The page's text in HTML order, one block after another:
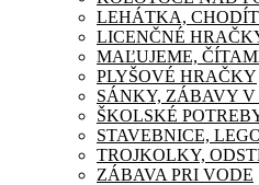
LEHÁTKA,
LICENČNÉ
MAĽUJEME,
PLYŠOVÉ HRAČKY
SÁNKY, ZÁBAVY V
ŠKOLSKÉ
STAVEBNICE,
TROJKOLKY,
ZÁBAVA PRI VODE